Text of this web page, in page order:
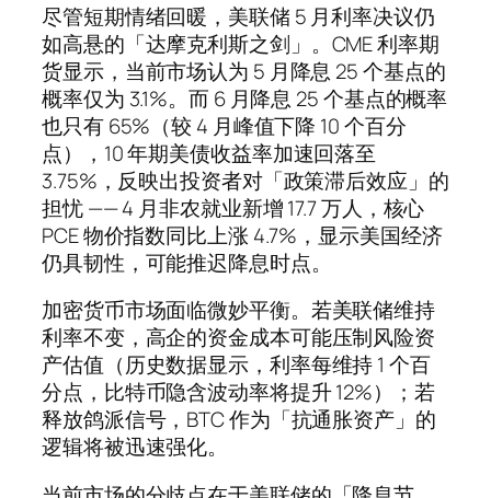
尽管短期情绪回暖，美联储 5 月利率决议仍
如高悬的「达摩克利斯之剑」。CME 利率期
货显示，当前市场认为 5 月降息 25 个基点的
概率仅为 3.1%。而 6 月降息 25 个基点的概率
也只有 65%（较 4 月峰值下降 10 个百分
点），10 年期美债收益率加速回落至
3.75%，反映出投资者对「政策滞后效应」的
担忧 —— 4 月非农就业新增 17.7 万人，核心
PCE 物价指数同比上涨 4.7%，显示美国经济
仍具韧性，可能推迟降息时点。
加密货币市场面临微妙平衡。若美联储维持
利率不变，高企的资金成本可能压制风险资
产估值（历史数据显示，利率每维持 1 个百
分点，比特币隐含波动率将提升 12%）；若
释放鸽派信号，BTC 作为「抗通胀资产」的
逻辑将被迅速强化。